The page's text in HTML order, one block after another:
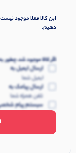
این کالا فعلا موجود
دهیم.
اگر کالا موجود شد، چطور
ارسال ایمیل به
ایمیل شما
ارسال پیامک به
تلفن همراه شما
سیستم پیام